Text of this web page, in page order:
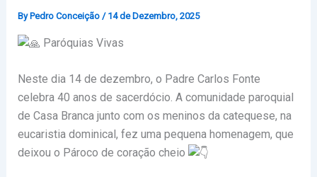
By Pedro Conceição / 14 de Dezembro, 2025
Paróquias Vivas
Neste dia 14 de dezembro, o Padre Carlos Fonte
celebra 40 anos de sacerdócio. A comunidade paroquial
de Casa Branca junto com os meninos da catequese, na
eucaristia dominical, fez uma pequena homenagem, que
deixou o Pároco de coração cheio